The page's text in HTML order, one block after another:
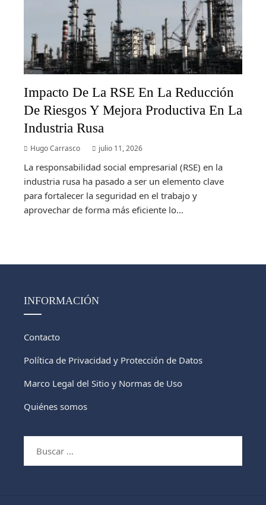
Impacto De La RSE En La Reducción
De Riesgos Y Mejora Productiva En La
Industria Rusa
Hugo Carrasco julio 11, 2026
La responsabilidad social empresarial (RSE) en la
industria rusa ha pasado a ser un elemento clave
para fortalecer la seguridad en el trabajo y
aprovechar de forma más eficiente lo...
INFORMACIÓN
Contacto
Política de Privacidad y Protección de Datos
Marco Legal del Sitio y Normas de Uso
Quiénes somos